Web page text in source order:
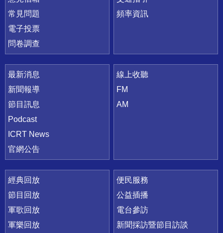
常見問題
電子投票
問卷調查
頻率資訊
最新消息
新聞報導
節目訊息
Podcast
ICRT News
官網公告
線上收聽
FM
AM
經典回放
節目回放
軍歌回放
軍樂回放
便民服務
公益插播
電台參訪
新聞採訪暨節目訪談